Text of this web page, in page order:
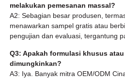
melakukan pemesanan massal?
A2: Sebagian besar produsen,
menawarkan sampel gratis atau
pengujian dan evaluasi, tergantung
Q3: Apakah formulasi khusus
dimungkinkan?
A3: Iya. Banyak mitra OEM/ODM